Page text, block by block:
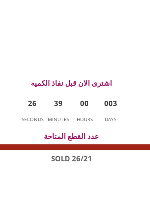
اشترى الان قبل نفاذ الكميه
3
0
0
DAYS
0
0
HOURS
9
3
MINUTES
6
2
SECONDS
عدد القطع المتاحة
26/21 SOLD